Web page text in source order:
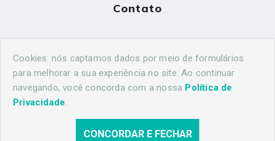
Contato
(44) 99883-8883
maringahistorica@gmail.com
© 2026 Maringá Histórica. Todos os direitos reservados.
Cookies: nós captamos dados por meio de formulários
para melhorar a sua experiência no site. Ao continuar
navegando, você concorda com a nossa Política de
Privacidade.
CONCORDAR E FECHAR